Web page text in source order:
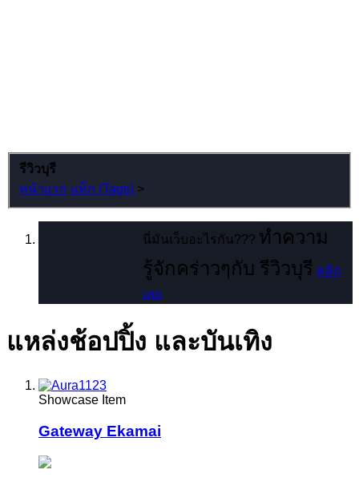
รีวิวบุรี
หน้าแรก แท็ก (Tags) >
นี่มันเว็บอะไรกัน??? ทำความ
รู้จักคร่าวๆกับ รีวิวบุรี คลิก
เลย
แหล่งช้อปปิ้ง และบันเทิง
Showcase Item
Gateway Ekamai